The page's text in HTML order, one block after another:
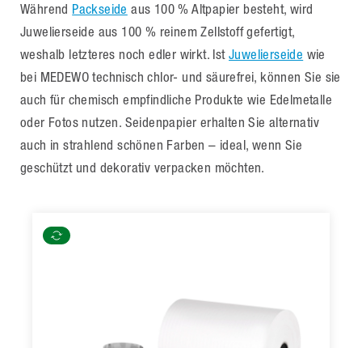
Während Packseide aus 100 % Altpapier besteht, wird
Juwelierseide aus 100 % reinem Zellstoff gefertigt,
weshalb letzteres noch edler wirkt. Ist Juwelierseide wie
bei MEDEWO technisch chlor- und säurefrei, können Sie sie
auch für chemisch empfindliche Produkte wie Edelmetalle
oder Fotos nutzen. Seidenpapier erhalten Sie alternativ
auch in strahlend schönen Farben – ideal, wenn Sie
geschützt und dekorativ verpacken möchten.